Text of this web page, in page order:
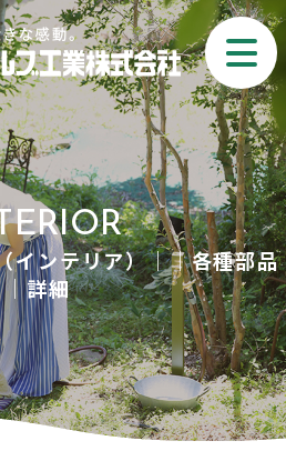
インテリア）｜｜各種部品
｜詳細